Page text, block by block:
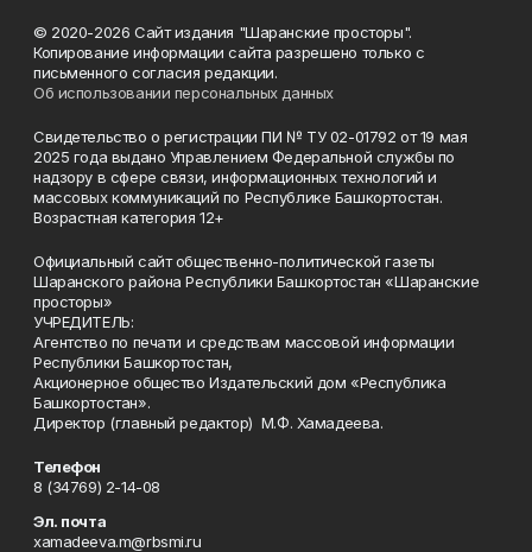
© 2020-2026 Сайт издания "Шаранские просторы".
Копирование информации сайта разрешено только с
письменного согласия редакции.
Об использовании персональных данных
Свидетельство о регистрации ПИ № ТУ 02-01792 от 19 мая
2025 года выдано Управлением Федеральной службы по
надзору в сфере связи, информационных технологий и
массовых коммуникаций по Республике Башкортостан.
Возрастная категория 12+
Официальный сайт общественно-политической газеты
Шаранского района Республики Башкортостан «Шаранские
просторы»
УЧРЕДИТЕЛЬ:
Агентство по печати и средствам массовой информации
Республики Башкортостан,
Акционерное общество Издательский дом «Республика
Башкортостан».
Директор (главный редактор) М.Ф. Хамадеева.
Телефон
8 (34769) 2-14-08
Эл. почта
xamadeeva.m@rbsmi.ru